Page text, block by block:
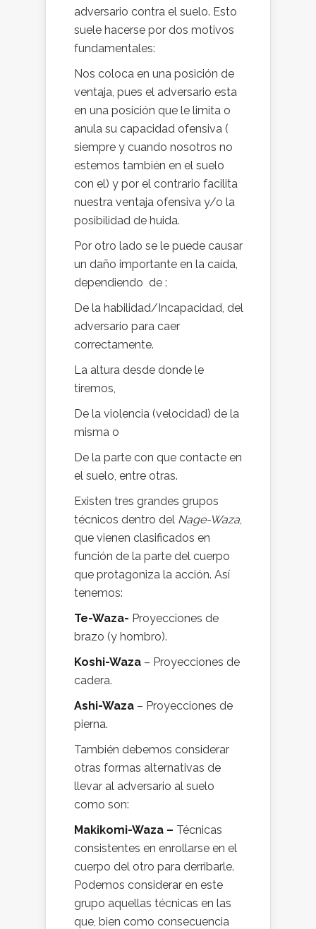
adversario contra el suelo. Esto
suele hacerse por dos motivos
fundamentales:
Nos coloca en una posición de
ventaja, pues el adversario esta
en una posición que le limita o
anula su capacidad ofensiva (
siempre y cuando nosotros no
estemos también en el suelo
con el) y por el contrario facilita
nuestra ventaja ofensiva y/o la
posibilidad de huida.
Por otro lado se le puede causar
un daño importante en la caída,
dependiendo de :
De la habilidad/Incapacidad, del
adversario para caer
correctamente.
La altura desde donde le
tiremos,
De la violencia (velocidad) de la
misma o
De la parte con que contacte en
el suelo, entre otras.
Existen tres grandes grupos
técnicos dentro del Nage-Waza,
que vienen clasificados en
función de la parte del cuerpo
que protagoniza la acción. Así
tenemos:
Te-Waza- Proyecciones de
brazo (y hombro).
Koshi-Waza – Proyecciones de
cadera.
Ashi-Waza – Proyecciones de
pierna.
También debemos considerar
otras formas alternativas de
llevar al adversario al suelo
como son:
Makikomi-Waza – Técnicas
consistentes en enrollarse en el
cuerpo del otro para derribarle.
Podemos considerar en este
grupo aquellas técnicas en las
que, bien como consecuencia